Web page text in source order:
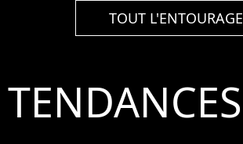
TOUT L'ENTOURAGE
TENDANCES